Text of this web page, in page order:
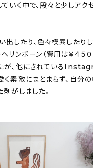
いく中で、段々と少しアク
出したり、色々模索したりし
リンボーン（費用は￥４５０
が、他にされている
素敵にまとまらず、自分の
がしました。